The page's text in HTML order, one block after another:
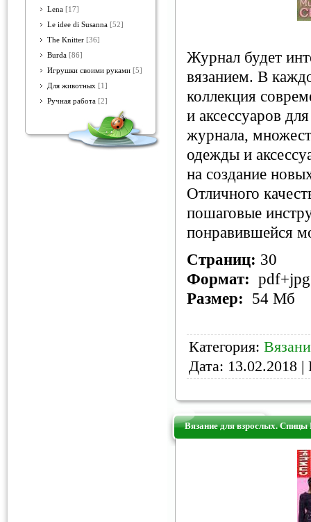
Lena [17]
Le idee di Susanna [52]
The Knitter [36]
Burda [86]
Игрушки своими руками [5]
Для животных [1]
Ручная работа [2]
Журнал будет
вязанием. В
коллекция
и аксессуаров
журнала,
одежды и
на создание
Отличного
пошаговые
понравившейся
Страниц: 30
Формат: pdf+jpg
Размер: 54 Мб
Категория:
Дата: 13.02.2018 |
Вязание для взрослых.